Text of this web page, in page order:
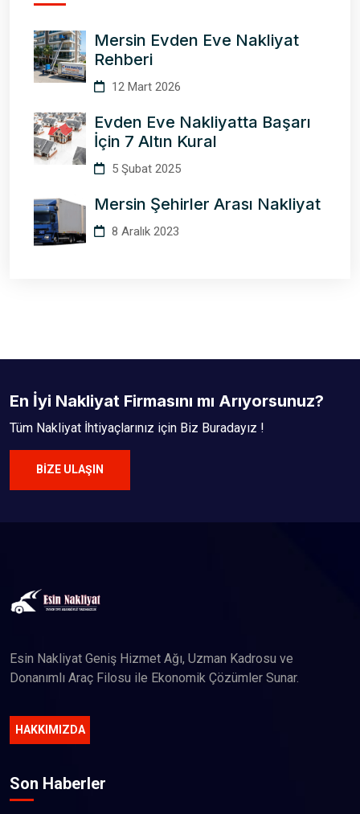
Mersin Evden Eve Nakliyat
Rehberi
12 Mart 2026
Evden Eve Nakliyatta Başarı
İçin 7 Altın Kural
5 Şubat 2025
Mersin Şehirler Arası Nakliyat
8 Aralık 2023
En İyi Nakliyat Firmasını mı Arıyorsunuz?
Tüm Nakliyat İhtiyaçlarınız için Biz Buradayız !
BIZE ULAŞIN
Esin Nakliyat Geniş Hizmet Ağı, Uzman Kadrosu ve
Donanımlı Araç Filosu ile Ekonomik Çözümler Sunar.
HAKKIMIZDA
Son Haberler